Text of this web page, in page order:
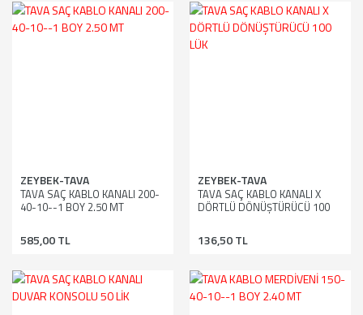
ZEYBEK-TAVA
TAVA SAÇ KABLO KANALI 200-
40-10--1 BOY 2.50 MT
585,00 TL
ZEYBEK-TAVA
TAVA SAÇ KABLO KANALI X
DÖRTLÜ DÖNÜŞTÜRÜCÜ 100
136,50 TL